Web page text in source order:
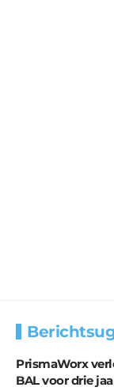
PrismaWorx
BAL voor drie